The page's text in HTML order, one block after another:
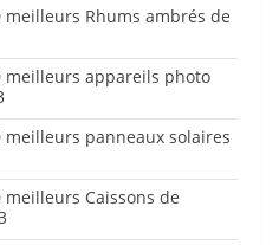
meilleurs Rhums ambrés de
meilleurs appareils photo
meilleurs panneaux solaires
Caissons de